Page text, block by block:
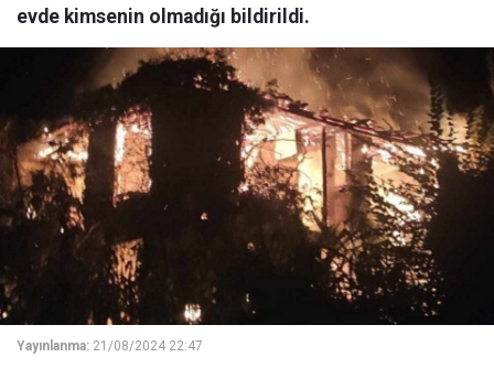
evde kimsenin olmadığı bildirildi.
Yayınlanma: 21/08/2024 22:47